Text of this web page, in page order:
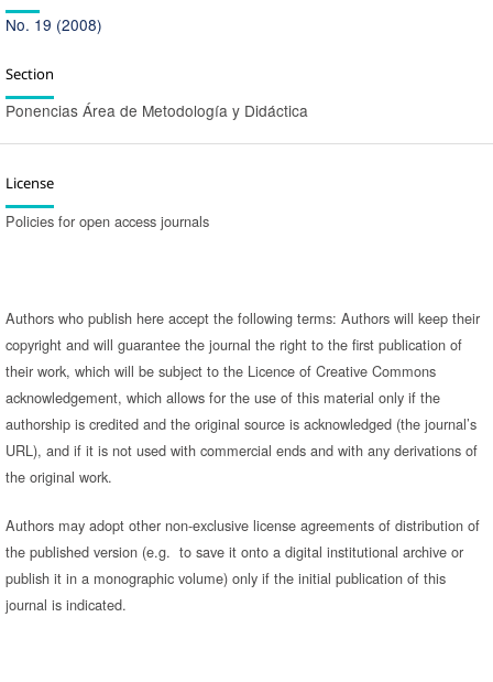
No. 19 (2008)
Section
Ponencias Área de Metodología y Didáctica
License
Policies for open access journals
Authors who publish here accept the following terms: Authors will keep their
copyright and will guarantee the journal the right to the first publication of
their work, which will be subject to the Licence of Creative Commons
acknowledgement, which allows for the use of this material only if the
authorship is credited and the original source is acknowledged (the journal’s
URL), and if it is not used with commercial ends and with any derivations of
the original work.
Authors may adopt other non-exclusive license agreements of distribution of
the published version (e.g. to save it onto a digital institutional archive or
publish it in a monographic volume) only if the initial publication of this
journal is indicated.